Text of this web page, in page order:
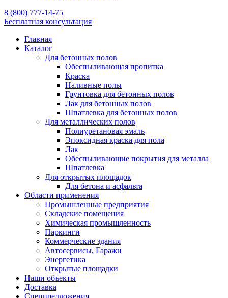
8 (800) 777-14-75
Бесплатная консультация
Главная
Каталог
Для бетонных полов
Обеспыливающая пропитка
Краска
Наливные полы
Грунтовка для бетонных полов
Лак для бетонных полов
Шпатлевка для бетонных полов
Для металлических полов
Полиуретановая эмаль
Эпоксидная краска для пола
Лак
Обеспыливающие покрытия для металла
Шпатлевка
Для открытых площадок
Для бетона и асфальта
Области применения
Промышленные предприятия
Складские помещения
Химическая промышленность
Паркинги
Коммерческие здания
Автосервисы, Гаражи
Энергетика
Открытые площадки
Наши объекты
Доставка
Спецпредложения